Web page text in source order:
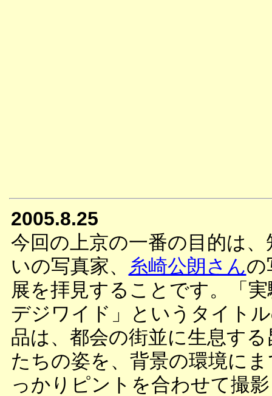
2005.8.25
今回の上京の一番の目的は、
いの写真家、
糸崎公朗さんの
展を拝見することです。「実
デジワイド」というタイト
品は、都会の街並に生息する
たちの姿を、背景の環境に
っかりピントを合わせて撮